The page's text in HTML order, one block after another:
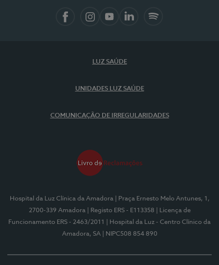
LUZ SAÚDE
UNIDADES LUZ SAÚDE
COMUNICAÇÃO DE IRREGULARIDADES
Hospital da Luz Clínica da Amadora
| Praça Ernesto Melo Antunes, 1,
2700-339 Amadora
| Registo ERS - E113358
| Licença de
Funcionamento ERS - 2463/2011
| Hospital da Luz - Centro Clínico da
Amadora, SA
| NIPC508 854 890